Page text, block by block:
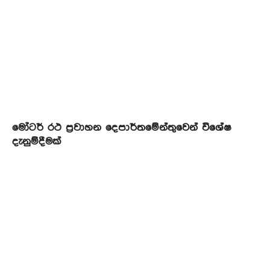
මෝටර් රථ ප්‍රවාහන දෙපාර්තමේන්තුවෙන් විශේෂ
දැනුම්දීමක්